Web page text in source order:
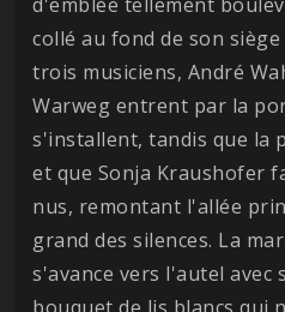
collé au fond de son
trois musiciens, André
Warweg entrent par la
s'installent, tandis que la
et que Sonja Kraushofer
nus, remontant l'allée
grand des silences. La
s'avance vers l'autel avec